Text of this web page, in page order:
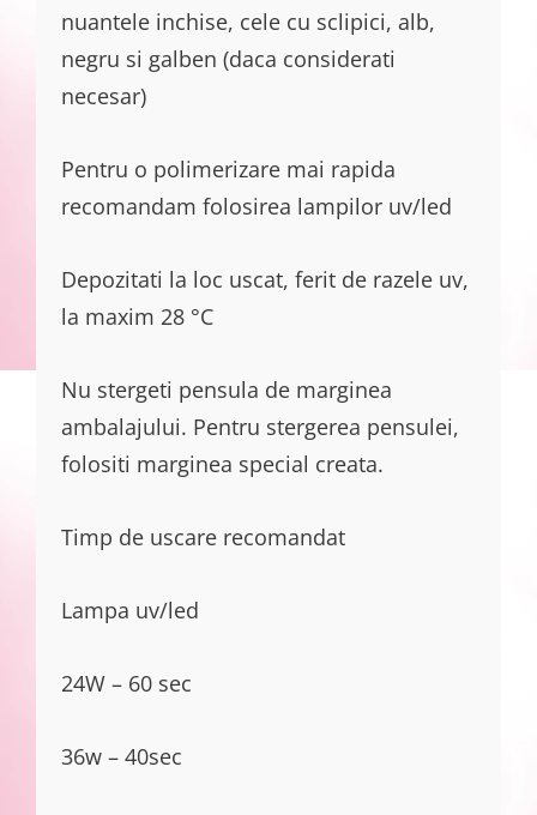
nuantele inchise, cele cu sclipici, alb,
negru si galben (daca considerati
necesar)
Pentru o polimerizare mai rapida
recomandam folosirea lampilor uv/led
Depozitati la loc uscat, ferit de razele uv,
la maxim 28 °C
Nu stergeti pensula de marginea
ambalajului. Pentru stergerea pensulei,
folositi marginea special creata.
Timp de uscare recomandat
Lampa uv/led
24W – 60 sec
36w – 40sec